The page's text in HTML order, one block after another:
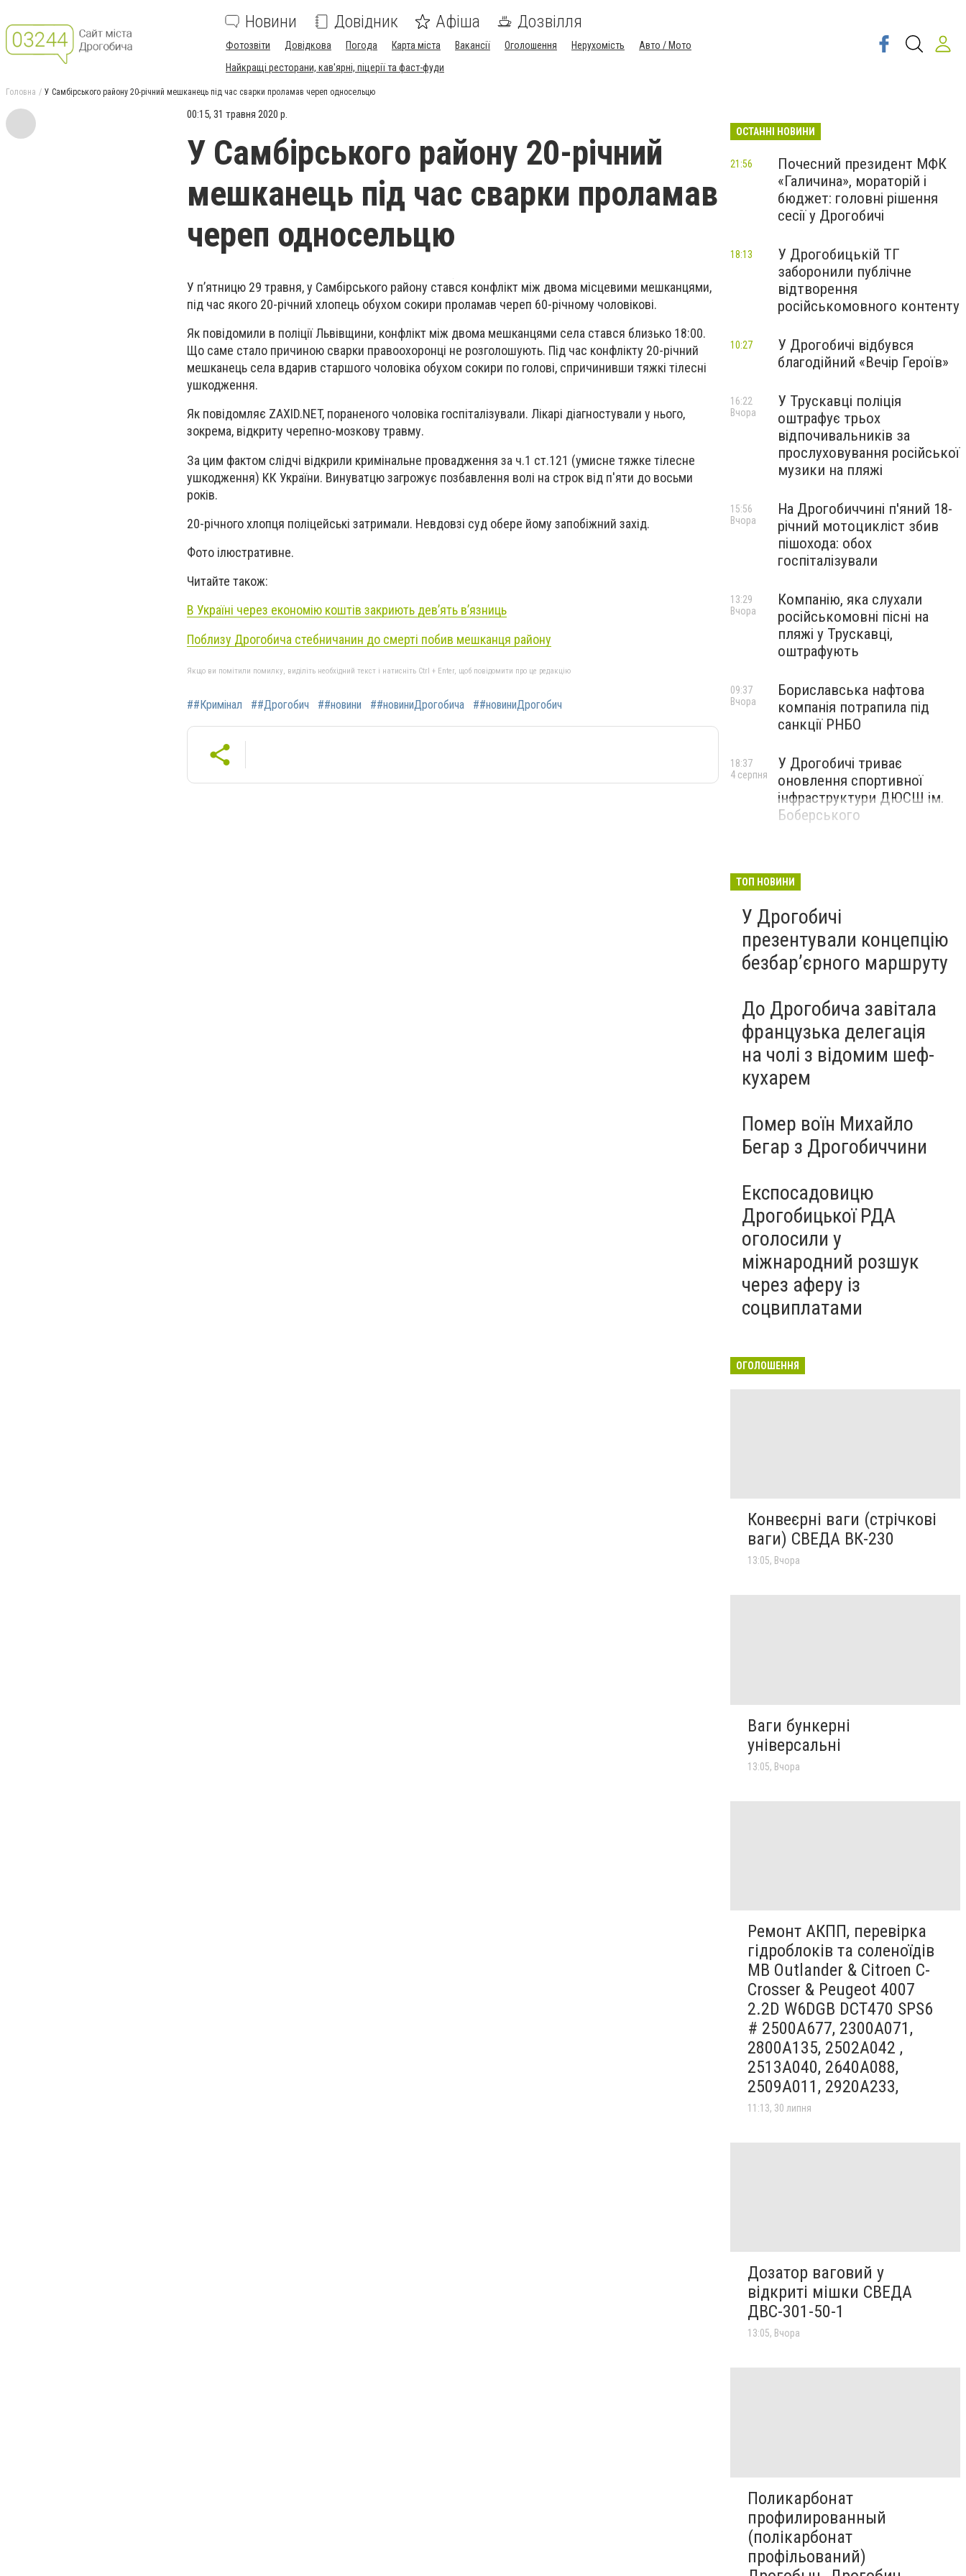
Новини Довідник Афіша Дозвілля
Фотозвіти Довідкова Погода Карта міста Вакансії Оголошення Нерухомість
Авто / Мото
Найкращі ресторани, кав'ярні, піцерії та фаст-фуди
Головна У Самбірського району 20-річний мешканець під час сварки проламав череп односельцю
00:15, 31 травня 2020 р.
У Самбірського району 20-річний
мешканець під час сварки проламав
череп односельцю
У п’ятницю 29 травня, у Самбірського району стався конфлікт між двома місцевими мешканцями,
під час якого 20-річний хлопець обухом сокири проламав череп 60-річному чоловікові.
Як повідомили в поліції Львівщини, конфлікт між двома мешканцями села стався близько 18:00.
Що саме стало причиною сварки правоохоронці не розголошують. Під час конфлікту 20-річний
мешканець села вдарив старшого чоловіка обухом сокири по голові, спричинивши тяжкі тілесні
ушкодження.
Як повідомляє ZAXID.NET, пораненого чоловіка госпіталізували. Лікарі діагностували у нього,
зокрема, відкриту черепно-мозкову травму.
За цим фактом слідчі відкрили кримінальне провадження за ч.1 ст.121 (умисне тяжке тілесне
ушкодження) КК України. Винуватцю загрожує позбавлення волі на строк від п'яти до восьми
років.
20-річного хлопця поліцейські затримали. Невдовзі суд обере йому запобіжний захід.
Фото ілюстративне.
Читайте також:
В Україні через економію коштів закриють дев’ять в’язниць
Поблизу Дрогобича стебничанин до смерті побив мешканця району
Якщо ви помітили помилку, виділіть необхідний текст і натисніть Ctrl + Enter, щоб повідомити про це редакцію
##Кримінал ##Дрогобич ##новини ##новиниДрогобича ##новиниДрогобич
ОСТАННІ НОВИНИ
Почесний президент МФК
«Галичина», мораторій і
бюджет: головні рішення
сесії у Дрогобичі
21:56
У Дрогобицькій ТГ
заборонили публічне
відтворення
російськомовного контенту
18:13
У Дрогобичі відбувся
благодійний «Вечір Героїв»
10:27
У Трускавці поліція
оштрафує трьох
відпочивальників за
прослуховування російської
музики на пляжі
16:22
Вчора
На Дрогобиччині п'яний 18-
річний мотоцикліст збив
пішохода: обох
госпіталізували
15:56
Вчора
Компанію, яка слухали
російськомовні пісні на
пляжі у Трускавці,
оштрафують
13:29
Вчора
Бориславська нафтова
компанія потрапила під
санкції РНБО
09:37
Вчора
У Дрогобичі триває
оновлення спортивної
інфраструктури ДЮСШ ім.
Боберського
18:37
4 серпня
ТОП НОВИНИ
У Дрогобичі
презентували концепцію
безбар’єрного маршруту
До Дрогобича завітала
французька делегація
на чолі з відомим шеф-
кухарем
Помер воїн Михайло
Бегар з Дрогобиччини
Експосадовицю
Дрогобицької РДА
оголосили у
міжнародний розшук
через аферу із
соцвиплатами
ОГОЛОШЕННЯ
Конвеєрні ваги (стрічкові
ваги) СВЕДА ВК-230
13:05, Вчора
Ваги бункерні
універсальні
13:05, Вчора
Ремонт АКПП, перевірка
гідроблоків та соленоїдів
MB Outlander & Citroen C-
Crosser & Peugeot 4007
2.2D W6DGB DCT470 SPS6
# 2500A677, 2300A071,
2800A135, 2502A042 ,
2513A040, 2640A088,
2509A011, 2920A233,
11:13, 30 липня
Дозатор ваговий у
відкриті мішки СВЕДА
ДВС-301-50-1
13:05, Вчора
Поликарбонат
профилированный
(полікарбонат
профільований)